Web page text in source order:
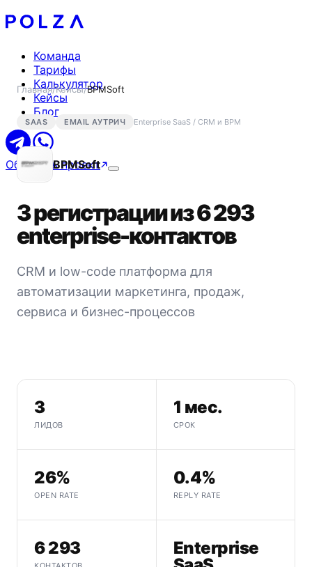
Команда
Тарифы
Калькулятор
Кейсы
Блог
Обсудить проект
Главная/Кейсы/BPMSoft
SAAS EMAIL АУТРИЧ Enterprise SaaS / CRM и BPM
BPMSoft
3 регистрации из 6 293
enterprise-контактов
CRM и low-code платформа для
автоматизации маркетинга, продаж,
сервиса и бизнес-процессов
3
ЛИДОВ
1 мес.
СРОК
26%
OPEN RATE
0.4%
REPLY RATE
6 293
Enterprise